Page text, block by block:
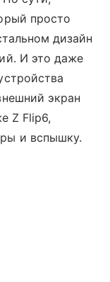
просто
дизайн
И это даже
экран
Z Flip6,
и вспышку.